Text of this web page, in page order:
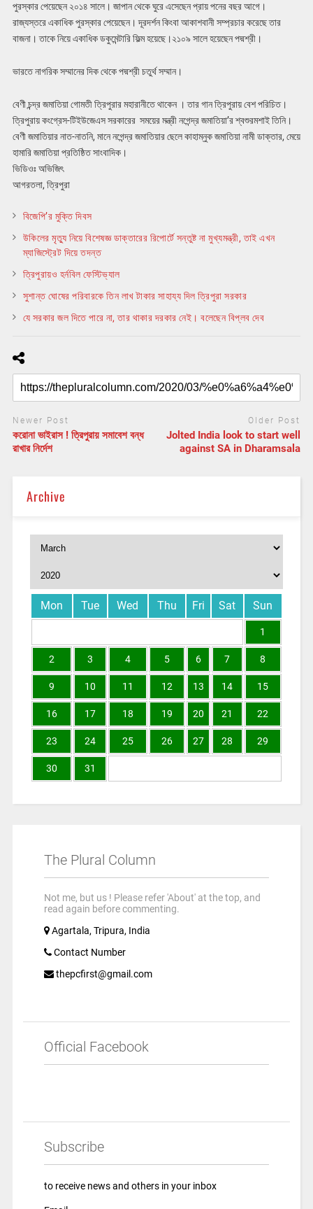
পুরস্কার পেয়েছেন ২০১৪ সালে। জাপান থেকে ঘুরে এসেছেন প্রায় পনের বছর আগে।
রাজ্যস্তরে একাধিক পুরস্কার পেয়েছেন। দূরদর্শন কিংবা আকাশবানী সম্প্রচার করেছে তার
বাজনা। তাকে নিয়ে একাধিক ডকুমেন্টারি ফিল্ম হয়েছে।২১০৯ সালে হয়েছেন পদ্মশ্রী।
ভারতে নাগরিক সম্মানের দিক থেকে পদ্মশ্রী চতুর্থ সম্মান।
বেণী চন্দ্র জমাতিয়া গোমতী ত্রিপুরার মহারানীতে থাকেন । তার গান ত্রিপুরায় বেশ পরিচিত।
ত্রিপুরায় কংগ্রেস-টিইউজেএস সরকারের সময়ের মন্ত্রী নগেন্দ্র জমাতিয়া’র শ্বশুরমশাই তিনি।
বেণী জমাতিয়ার নাত-নাতনি, মানে নগেন্দ্র জমাতিয়ার ছেলে কাহাম্নুক জমাতিয়া নামী ডাক্তার, মেয়ে
হামারি জমাতিয়া প্রতিষ্ঠিত সাংবাদিক।
ভিডিওঃ অভিজিৎ
আগরতলা, ত্রিপুরা
বিজেপি’র মুক্তি দিবস
উকিলের মৃত্যু নিয়ে বিশেষজ্ঞ ডাক্তারের রিপোর্টে সন্তুষ্ট না মুখ্যমন্ত্রী, তাই এখন
ম্যাজিস্ট্রেট দিয়ে তদন্ত
ত্রিপুরায়ও হর্নবিল ফেস্টিভ্যাল
সুশান্ত ঘোষের পরিবারকে তিন লাখ টাকার সাহায্য দিল ত্রিপুরা সরকার
যে সরকার জল দিতে পারে না, তার থাকার দরকার নেই। বলেছেন বিপ্লব দেব
Newer Post
করোনা ভাইরাস ! ত্রিপুরায় সমাবেশ বন্ধ
রাখার নির্দেশ
Older Post
Jolted India look to start well
against SA in Dharamsala
Archive
Mon Tue Wed Thu Fri Sat Sun
1
2 3 4 5 6 7 8
9 10 11 12 13 14 15
16 17 18 19 20 21 22
23 24 25 26 27 28 29
30 31
The Plural Column
Not me, but us ! Please refer 'About' at the top, and
read again before commenting.
Agartala, Tripura, India
Contact Number
thepcfirst@gmail.com
Official Facebook
Subscribe
to receive news and others in your inbox